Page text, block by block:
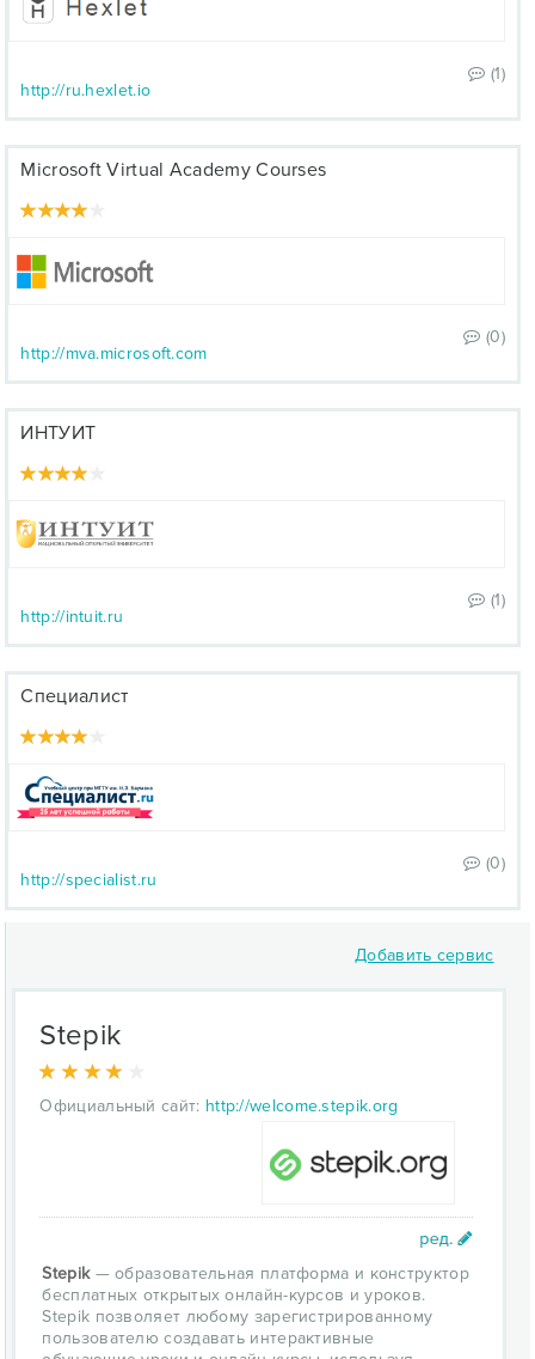
(1)
http://ru.hexlet.io
Microsoft Virtual Academy Courses
(0)
http://mva.microsoft.com
ИНТУИТ
(1)
http://intuit.ru
Специалист
(0)
http://specialist.ru
Добавить сервис
Stepik
Официальный сайт: http://welcome.stepik.org
Stepik— образовательная платформа и конструктор
бесплатных открытых онлайн-курсов и уроков.
Stepik позволяет любому зарегистрированному
пользователю создавать интерактивные